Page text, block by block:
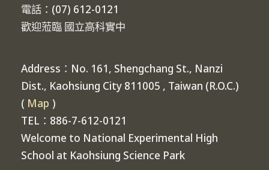
電話：(07) 612-0121
歡迎蒞臨 國立高科實中
Address：No. 161, Shengchang St., Nanzi
Dist., Kaohsiung City 811005 , Taiwan (R.O.C.)
( Map )
TEL：886-7-612-0121
Welcome to National Experimental High
School at Kaohsiung Science Park